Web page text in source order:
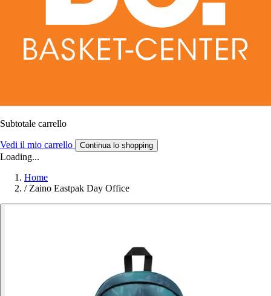
Subtotale carrello
Vedi il mio carrello Continua lo shopping
Loading...
Home
/ Zaino Eastpak Day Office